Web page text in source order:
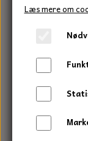
Læs mere om